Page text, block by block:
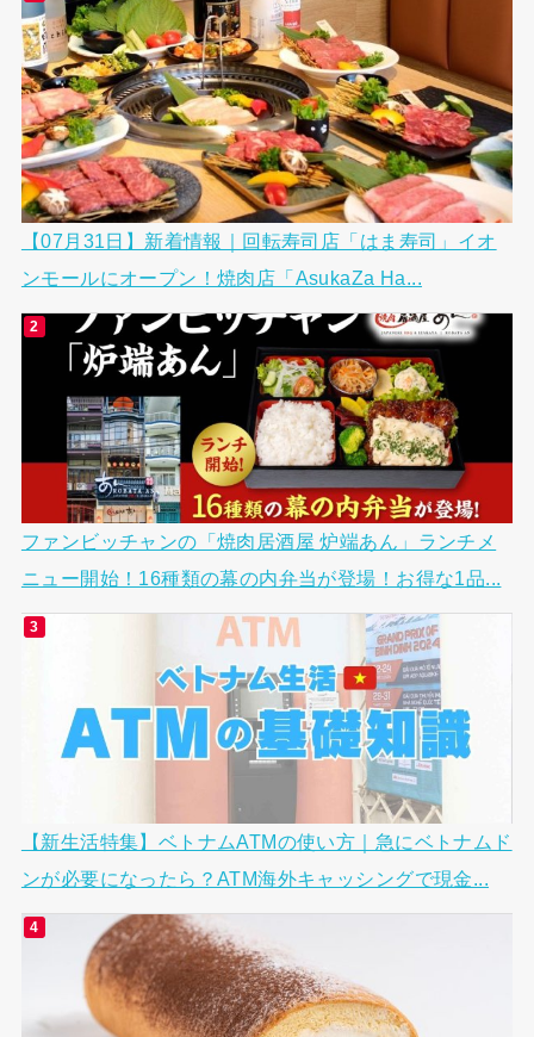
【07月31日】新着情報｜回転寿司店「はま寿司」イオ
ンモールにオープン！焼肉店「AsukaZa Ha...
ファンビッチャンの「焼肉居酒屋 炉端あん」ランチメ
ニュー開始！16種類の幕の内弁当が登場！お得な1品...
【新生活特集】ベトナムATMの使い方｜急にベトナムド
ンが必要になったら？ATM海外キャッシングで現金...